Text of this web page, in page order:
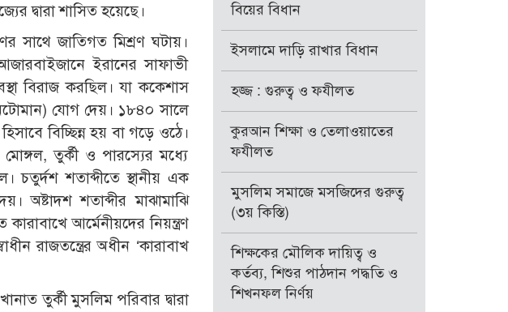
দ্বারা শাসিত হয়েছে।
সাথে জাতিগত মিশ্রণ ঘটায়।
ইরানের সাফাভী
বিরাজ করছিল। যা ককেশাস
যোগ দেয়। ১৮৪০ সালে
বিচ্ছিন্ন হয় বা গড়ে ওঠে।
মোঙ্গল, তুর্কী ও পারস্যের মধ্যে
চতুর্দশ শতাব্দীতে স্থানীয় এক
অষ্টাদশ শতাব্দীর মাঝামাঝি
আর্মেনীয়দের নিয়ন্ত্রণ
রাজতন্ত্রের অধীন ‘কারাবাখ
তুর্কী মুসলিম পরিবার দ্বারা
বিয়ের বিধান
ইসলামে দাড়ি রাখার বিধান
হজ্জ : গুরুত্ব ও ফযীলত
কুরআন শিক্ষা ও তেলাওয়াতের
ফযীলত
মুসলিম সমাজে মসজিদের গুরুত্ব
(৩য় কিস্তি)
শিক্ষকের মৌলিক দায়িত্ব ও
কর্তব্য, শিশুর পাঠদান পদ্ধতি ও
শিখনফল নির্ণয়